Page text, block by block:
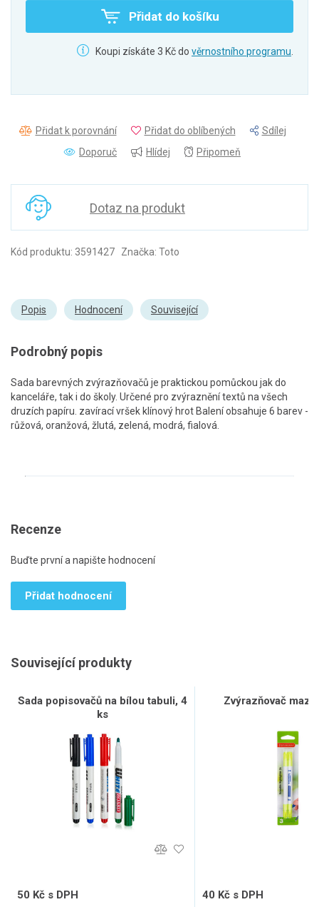
Přidat do košíku
Koupi získáte 3 Kč do věrnostního programu
Přidat k porovnání Přidat do oblíbených
Sdílej
Doporuč
Hlídej Připomeň
Dotaz na produkt
Kód produktu: 3591427 Značka: Toto
Popis Hodnocení Související
Podrobný popis
Sada barevných zvýrazňovačů je praktickou pomůckou jak do
kanceláře, tak i do školy. Určené pro zvýraznění textů na všech
druzích papíru. zavírací vršek klínový hrot Balení obsahuje 6 barev -
růžová, oranžová, žlutá, zelená, modrá, fialová.
Recenze
Buďte první a napište hodnocení
Přidat hodnocení
Související produkty
Sada popisovačů na bílou tabuli, 4
ks
50 Kč s DPH
Zvýrazňovač
40 Kč s DPH